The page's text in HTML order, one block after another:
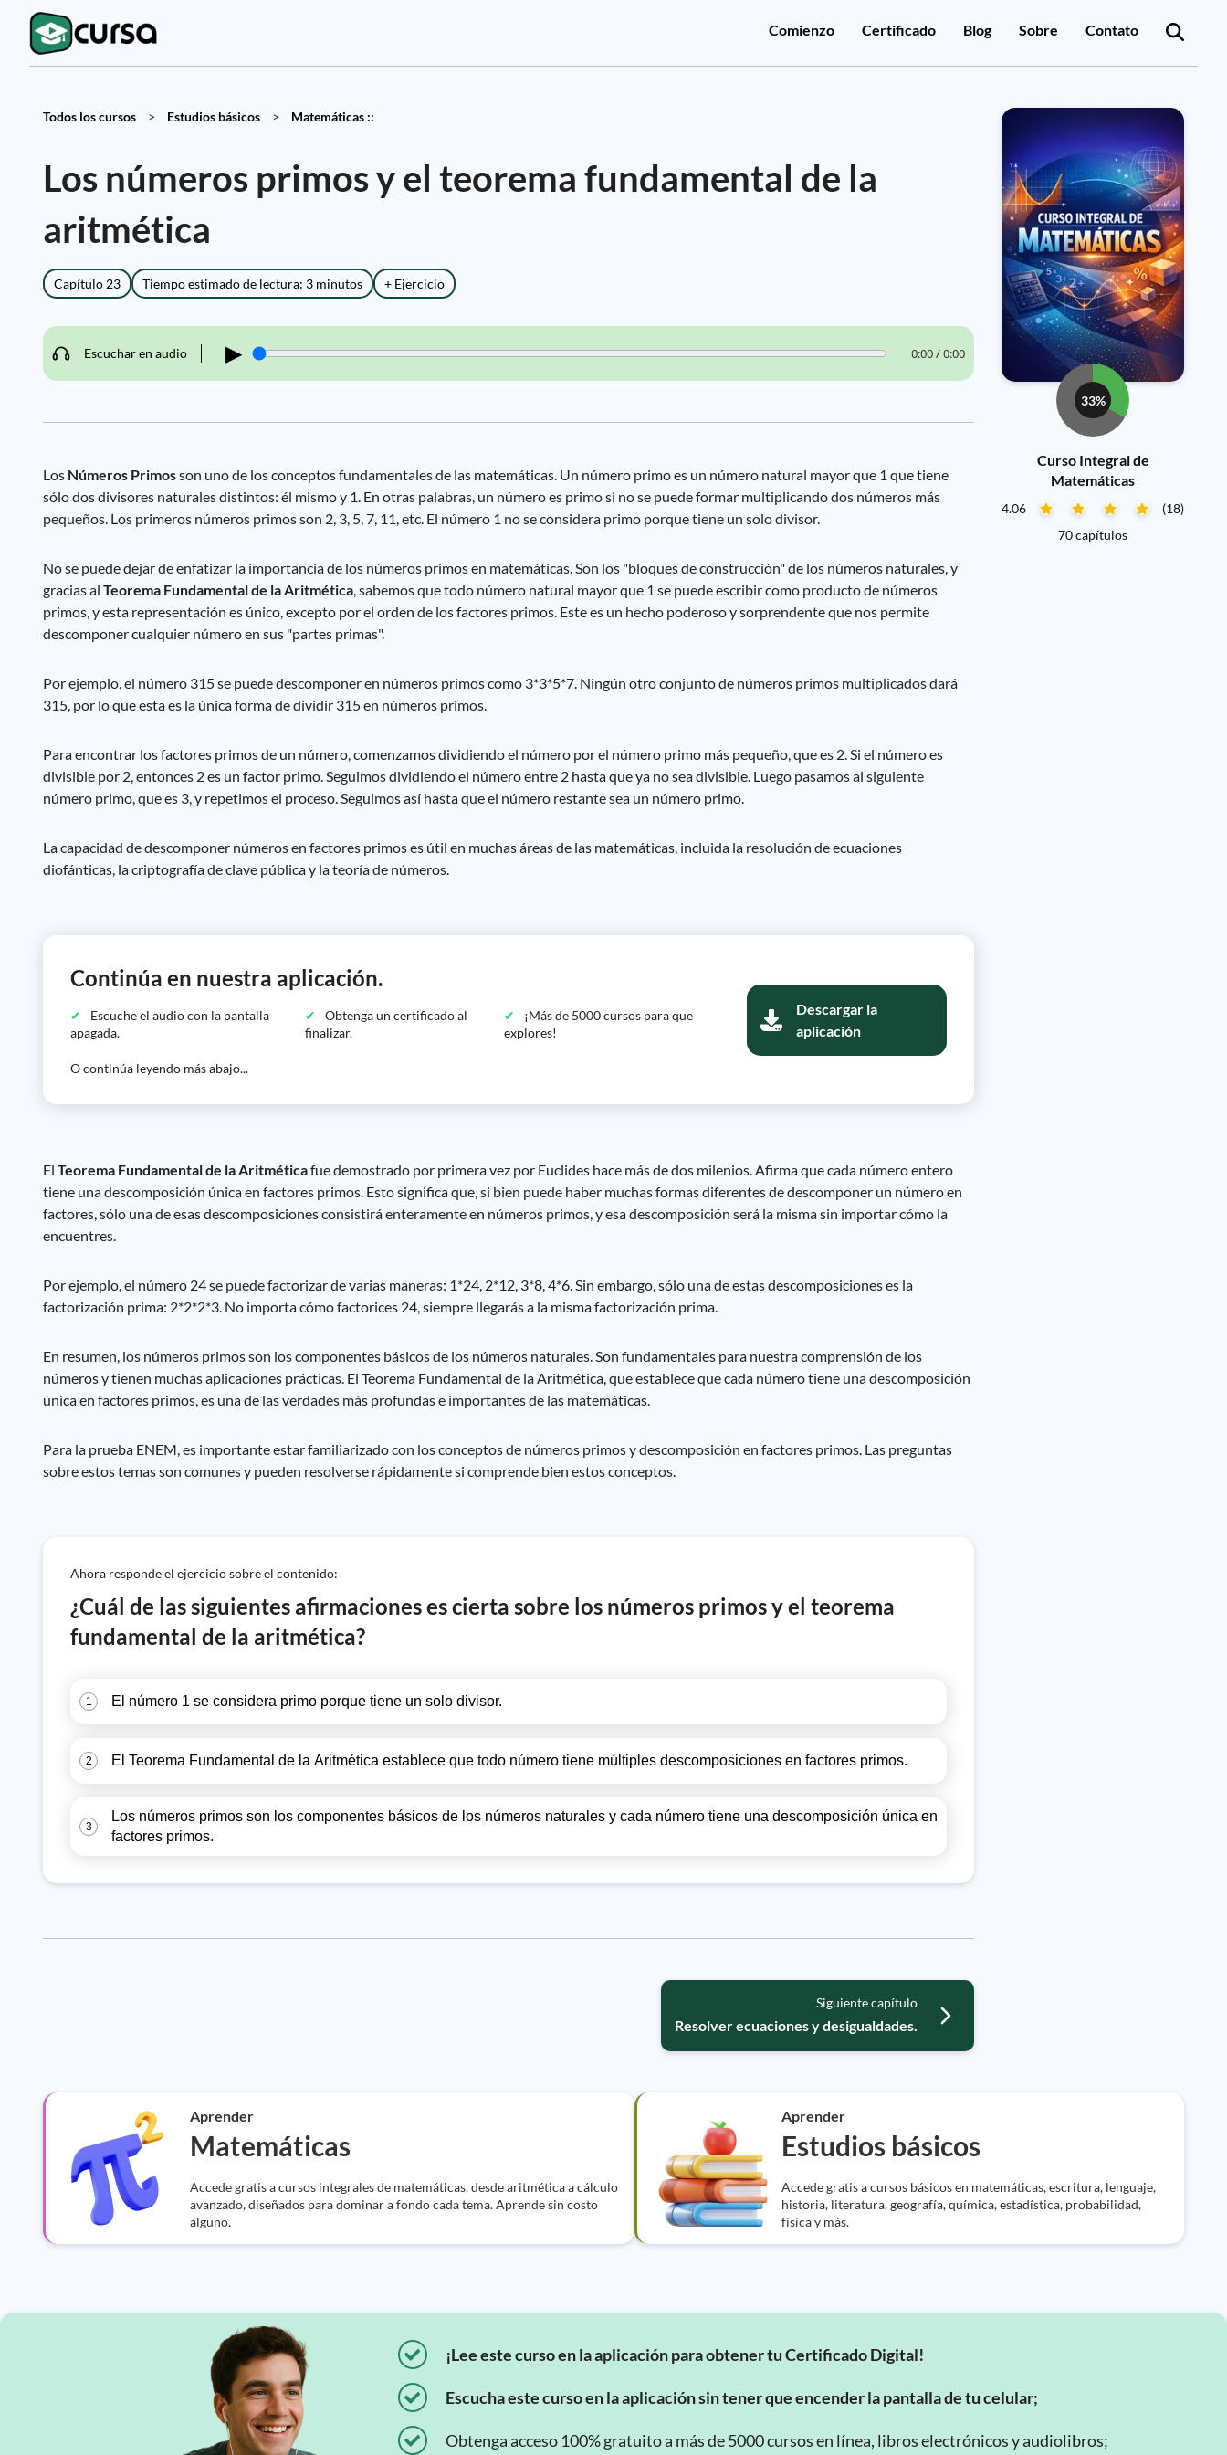
Comienzo Certificado Blog Sobre Contato
Todos los cursos > Estudios básicos > Matemáticas ::
Los números primos y el teorema fundamental de la
aritmética
Capítulo 23 Tiempo estimado de lectura: 3 minutos + Ejercicio
Escuchar en audio ▶ 0:00 / 0:00
Los Números Primosson uno de los conceptos fundamentales de las matemáticas. Un número primo es un número natural mayor que 1 que tiene
sólo dos divisores naturales distintos: él mismo y 1. En otras palabras, un número es primo si no se puede formar multiplicando dos números más
pequeños. Los primeros números primos son 2, 3, 5, 7, 11, etc. El número 1 no se considera primo porque tiene un solo divisor.
No se puede dejar de enfatizar la importancia de los números primos en matemáticas. Son los "bloques de construcción" de los números naturales, y
gracias al Teorema Fundamental de la Aritmética, sabemos que todo número natural mayor que 1 se puede escribir como producto de números
primos, y esta representación es único, excepto por el orden de los factores primos. Este es un hecho poderoso y sorprendente que nos permite
descomponer cualquier número en sus "partes primas".
Por ejemplo, el número 315 se puede descomponer en números primos como 3*3*5*7. Ningún otro conjunto de números primos multiplicados dará
315, por lo que esta es la única forma de dividir 315 en números primos.
Para encontrar los factores primos de un número, comenzamos dividiendo el número por el número primo más pequeño, que es 2. Si el número es
divisible por 2, entonces 2 es un factor primo. Seguimos dividiendo el número entre 2 hasta que ya no sea divisible. Luego pasamos al siguiente
número primo, que es 3, y repetimos el proceso. Seguimos así hasta que el número restante sea un número primo.
La capacidad de descomponer números en factores primos es útil en muchas áreas de las matemáticas, incluida la resolución de ecuaciones
diofánticas, la criptografía de clave pública y la teoría de números.
Continúa en nuestra aplicación.
Escuche el audio con la pantalla
apagada.
Obtenga un certificado al
finalizar.
¡Más de 5000 cursos para que
explores!
O continúa leyendo más abajo...
Descargar la
aplicación
El Teorema Fundamental de la Aritméticafue demostrado por primera vez por Euclides hace más de dos milenios. Afirma que cada número entero
tiene una descomposición única en factores primos. Esto significa que, si bien puede haber muchas formas diferentes de descomponer un número en
factores, sólo una de esas descomposiciones consistirá enteramente en números primos, y esa descomposición será la misma sin importar cómo la
encuentres.
Por ejemplo, el número 24 se puede factorizar de varias maneras: 1*24, 2*12, 3*8, 4*6. Sin embargo, sólo una de estas descomposiciones es la
factorización prima: 2*2*2*3. No importa cómo factorices 24, siempre llegarás a la misma factorización prima.
En resumen, los números primos son los componentes básicos de los números naturales. Son fundamentales para nuestra comprensión de los
números y tienen muchas aplicaciones prácticas. El Teorema Fundamental de la Aritmética, que establece que cada número tiene una descomposición
única en factores primos, es una de las verdades más profundas e importantes de las matemáticas.
Para la prueba ENEM, es importante estar familiarizado con los conceptos de números primos y descomposición en factores primos. Las preguntas
sobre estos temas son comunes y pueden resolverse rápidamente si comprende bien estos conceptos.
Ahora responde el ejercicio sobre el contenido:
¿Cuál de las siguientes afirmaciones es cierta sobre los números primos y el teorema
fundamental de la aritmética?
1 El número 1 se considera primo porque tiene un solo divisor.
2 El Teorema Fundamental de la Aritmética establece que todo número tiene múltiples descomposiciones en factores primos.
3
Los números primos son los componentes básicos de los números naturales y cada número tiene una descomposición única en
factores primos.
Siguiente capítulo
Resolver ecuaciones y desigualdades.
33%
Curso Integral de
Matemáticas
4.06
(18)
70 capítulos
Aprender
Matemáticas
Accede gratis a cursos integrales de matemáticas, desde aritmética a cálculo
avanzado, diseñados para dominar a fondo cada tema. Aprende sin costo
alguno.
Aprender
Estudios básicos
Accede gratis a cursos básicos en matemáticas, escritura, lenguaje,
historia, literatura, geografía, química, estadística, probabilidad,
física y más.
¡Lee este curso en la aplicación para obtener tu Certificado Digital!
Escucha este curso en la aplicación sin tener que encender la pantalla de tu celular;
Obtenga acceso 100% gratuito a más de 5000 cursos en línea, libros electrónicos y audiolibros;